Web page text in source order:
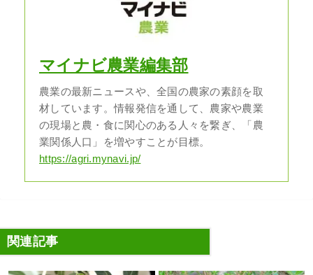
マイナビ農業編集部
農業の最新ニュースや、全国の農家の素顔を取
材しています。情報発信を通して、農家や農業
の現場と農・食に関心のある人々を繋ぎ、「農
業関係人口」を増やすことが目標。
https://agri.mynavi.jp/
関連記事